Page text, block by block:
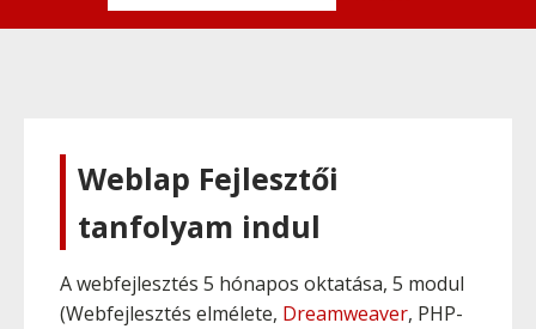
Weblap Fejlesztői
tanfolyam indul
A webfejlesztés 5 hónapos oktatása, 5 modul
(Webfejlesztés elmélete, Dreamweaver, PHP-